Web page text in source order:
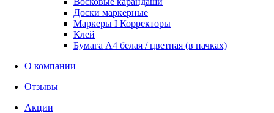
Доски маркерные
Маркеры I Корректоры
Клей
Бумага А4 белая / цветная (в пачках)
О компании
Отзывы
Акции